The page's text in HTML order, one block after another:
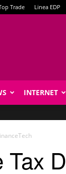
Trade Linea EDP
INTERNET
Tax